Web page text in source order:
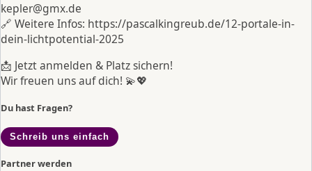
kepler@gmx.de
🔗 Weitere Infos: https://pascalkingreub.de/12-portale-in-
dein-lichtpotential-2025
📩 Jetzt anmelden & Platz sichern!
Wir freuen uns auf dich! 💫💖
Du hast Fragen?
Schreib uns einfach
Partner werden